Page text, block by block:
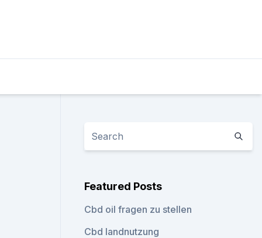
Featured Posts
Cbd oil fragen zu stellen
Cbd landnutzung